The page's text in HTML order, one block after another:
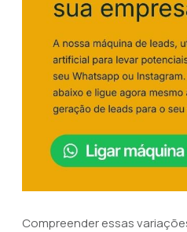
Compreender essas